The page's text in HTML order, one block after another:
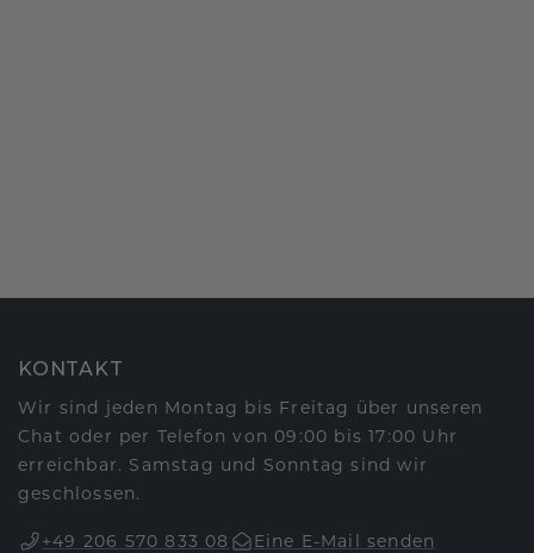
KONTAKT
Wir sind jeden Montag bis Freitag über unseren
Chat oder per Telefon von 09:00 bis 17:00 Uhr
erreichbar. Samstag und Sonntag sind wir
geschlossen.
+49 206 570 833 08
Eine E-Mail senden